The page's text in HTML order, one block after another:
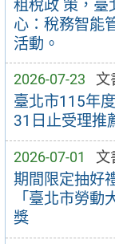
租稅政 策，臺
心：稅務智能
活動。
2026-07-23 文
臺北市115年
31日止受理推
2026-07-01 文
期間限定抽好
「臺北市勞
獎